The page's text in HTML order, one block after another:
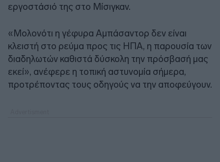
εργοστάσιό της στο Μίσιγκαν.
«Μολονότι η γέφυρα Αμπάσαντορ δεν είναι
κλειστή στο ρεύμα προς τις ΗΠΑ, η παρουσία των
διαδηλωτών καθιστά δύσκολη την πρόσβασή μας
εκεί», ανέφερε η τοπική αστυνομία σήμερα,
προτρέποντας τους οδηγούς να την αποφεύγουν.